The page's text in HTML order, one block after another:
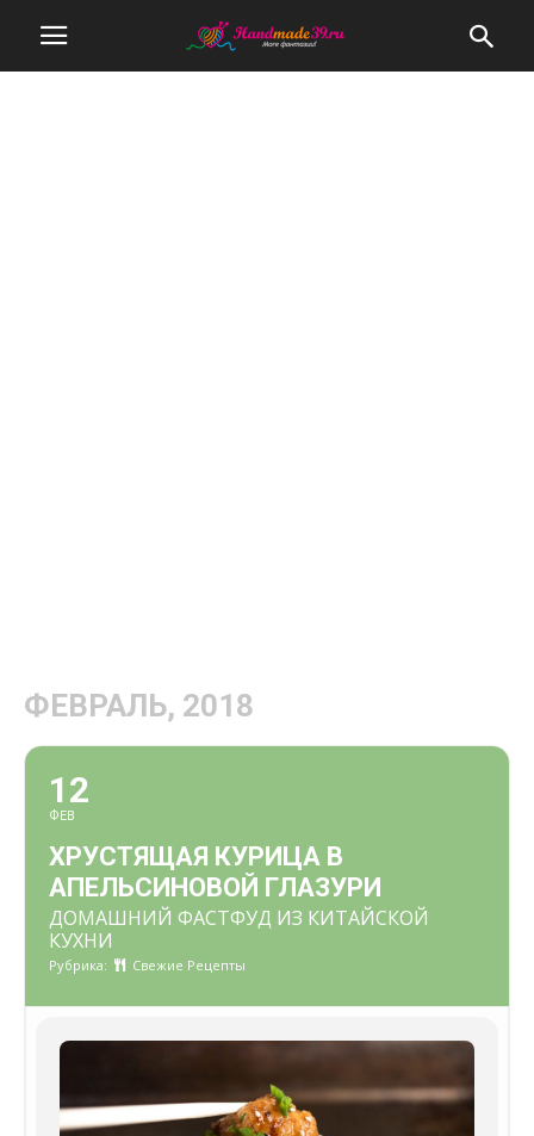
ФЕВРАЛЬ, 2018
12
ФЕВ
ХРУСТЯЩАЯ КУРИЦА В
АПЕЛЬСИНОВОЙ ГЛАЗУРИ
ДОМАШНИЙ ФАСТФУД ИЗ КИТАЙСКОЙ
КУХНИ
Рубрика: Свежие Рецепты